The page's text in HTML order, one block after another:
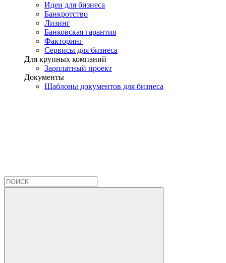
Идеи для бизнеса
Банкротство
Лизинг
Банковская гарантия
Факторинг
Сервисы для бизнеса
Для крупных компаний
Зарплатный проект
Документы
Шаблоны документов для бизнеса